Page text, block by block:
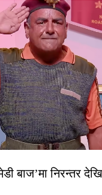
बाज’मा निरन्तर